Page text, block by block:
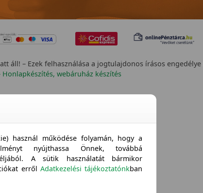
áll! – Ezek felhasználása a jogtulajdonos írásos
webáruház készítés
használ működése folyamán, hogy a
nyújthassa Önnek, továbbá
A sütik használatát bármikor
erről Adatkezelési tájékoztatónkban